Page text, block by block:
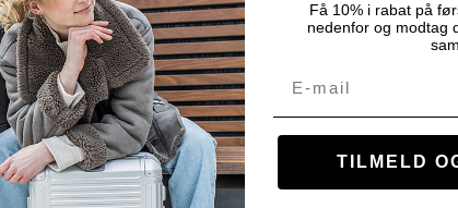
Få 10% i rabat på
nedenfor og modtag
Email
TILMELD